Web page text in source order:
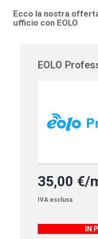
Ecco la nostra
ufficio con EOLO
EOLO
35,00 €/
IVA esclusa
IN